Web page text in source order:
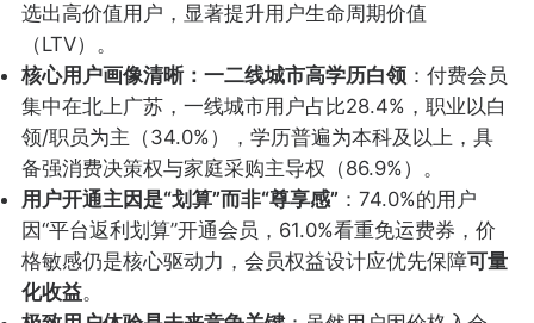
选出高价值用户，显著提升用户生命周期价值
（LTV）。
核心用户画像清晰：一二线城市高学历白领：付费会员
集中在北上广苏，一线城市用户占比28.4%，职业以白
领/职员为主（34.0%），学历普遍为本科及以上，具
备强消费决策权与家庭采购主导权（86.9%）。
用户开通主因是“划算”而非“尊享感” ：74.0%的用户
因“平台返利划算”开通会员，61.0%看重免运费券，价
格敏感仍是核心驱动力，会员权益设计应优先保障可量
化收益。